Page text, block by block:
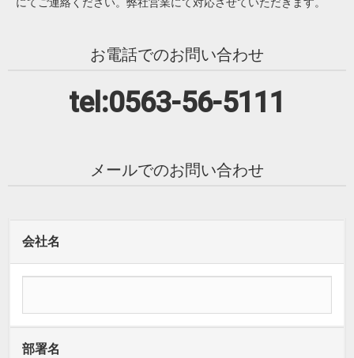
お電話でのお問い合わせ
tel:0563-56-5111
メールでのお問い合わせ
会社名
部署名